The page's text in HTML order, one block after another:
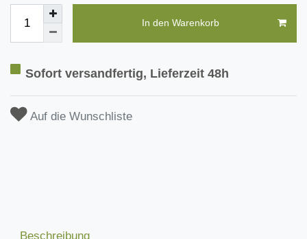
In den Warenkorb
Sofort versandfertig, Lieferzeit 48h
Auf die Wunschliste
Beschreibung